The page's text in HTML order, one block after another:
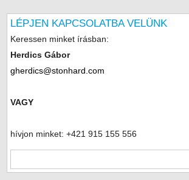
LÉPJEN KAPCSOLATBA VELÜNK
Keressen minket írásban:
Herdics Gábor
gherdics@stonhard.com
VAGY
hívjon minket: +421 915 155 556